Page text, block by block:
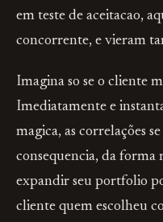
em teste de aceitacao,
concorrente, e vieram
Imagina so se o cliente
Imediatamente e
magica, as correlações
consequencia, da forma
expandir seu portfolio
cliente quem escolheu